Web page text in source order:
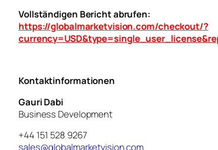
Vollständigen Bericht abrufen:
https://globalmarketvision.com/checkout/?
Kontaktinformationen
Gauri Dabi
Business Development
+44 151 528 9267
sales@globalmarketvision.com